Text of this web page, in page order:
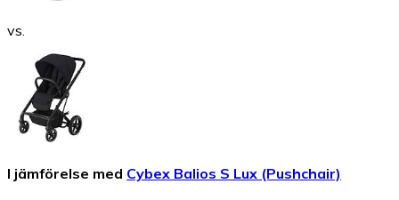
vs.
I jämförelse med Cybex Balios S Lux (Pushchair)